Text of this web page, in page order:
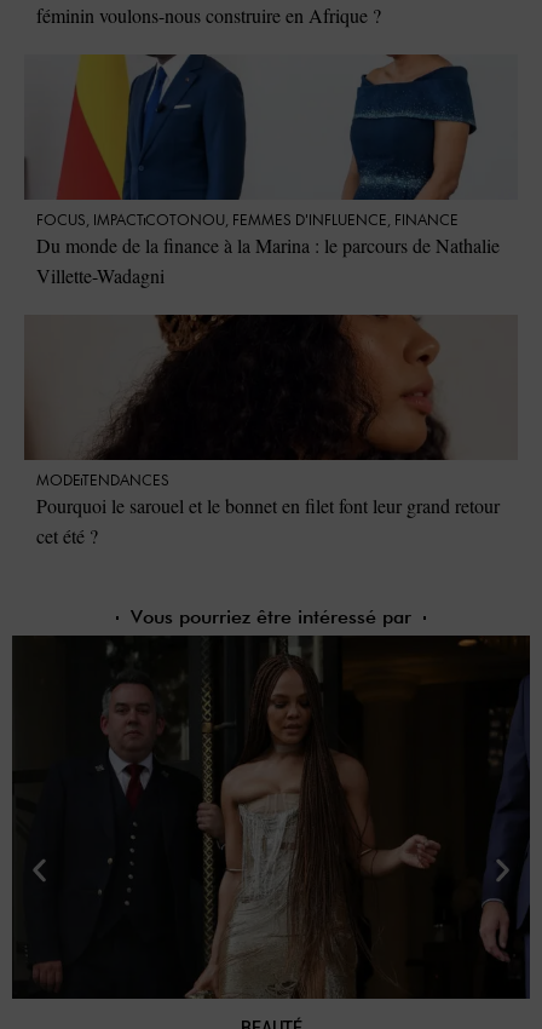
féminin voulons-nous construire en Afrique ?
FOCUS, IMPACT COTONOU, FEMMES D'INFLUENCE, FINANCE
Du monde de la finance à la Marina : le parcours de Nathalie
Villette-Wadagni
MODE TENDANCES
Pourquoi le sarouel et le bonnet en filet font leur grand retour
cet été ?
Vous pourriez être intéressé par